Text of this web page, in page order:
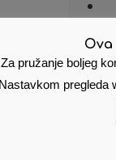
HP
Za pružanje boljeg
Nastavkom pregleda